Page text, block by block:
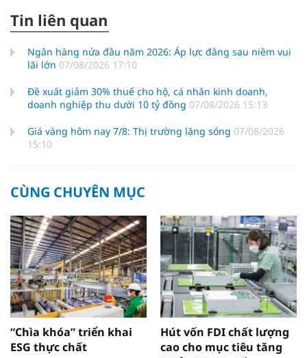
Tin liên quan
Ngân hàng nửa đầu năm 2026: Áp lực đằng sau niềm vui
lãi lớn 07/08/2026 17:10
Đề xuất giảm 30% thuế cho hộ, cá nhân kinh doanh,
doanh nghiệp thu dưới 10 tỷ đồng 07/08/2026 15:13
Giá vàng hôm nay 7/8: Thị trường lặng sóng 07/08/2026
15:10
CÙNG CHUYÊN MỤC
“Chìa khóa” triển khai
ESG thực chất
Hút vốn FDI chất lượng
cao cho mục tiêu tăng